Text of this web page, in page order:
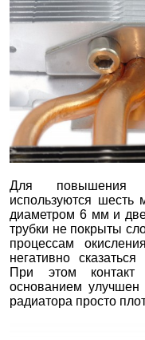
Для повышения
используются шесть
диаметром 6 мм и
трубки не покрыты
процессам
негативно
При этом
основанием
радиатора просто